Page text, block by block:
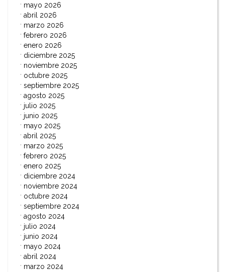
mayo 2026
abril 2026
marzo 2026
febrero 2026
enero 2026
diciembre 2025
noviembre 2025
octubre 2025
septiembre 2025
agosto 2025
julio 2025
junio 2025
mayo 2025
abril 2025
marzo 2025
febrero 2025
enero 2025
diciembre 2024
noviembre 2024
octubre 2024
septiembre 2024
agosto 2024
julio 2024
junio 2024
mayo 2024
abril 2024
marzo 2024